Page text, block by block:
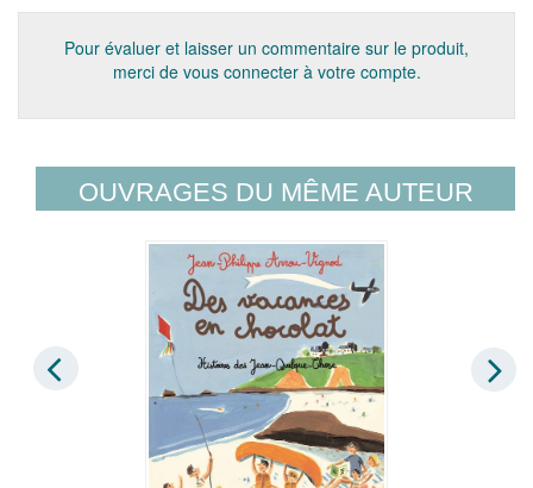
Pour évaluer et laisser un commentaire sur le produit,
merci de vous connecter à votre compte.
OUVRAGES DU MÊME AUTEUR